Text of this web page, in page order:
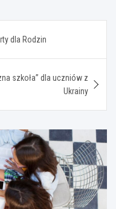
dla Rodzin
szkoła” dla uczniów z
Ukrainy